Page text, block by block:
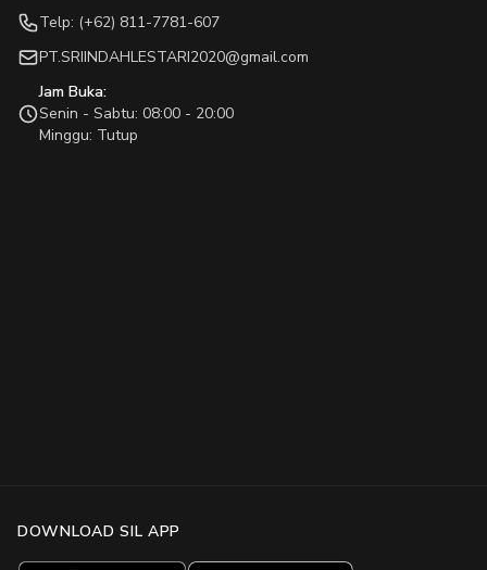
Telp: (+62) 811-7781-607
PT.SRIINDAHLESTARI2020@gmail.com
Jam Buka:
Senin - Sabtu: 08:00 - 20:00
Minggu: Tutup
DOWNLOAD SIL APP